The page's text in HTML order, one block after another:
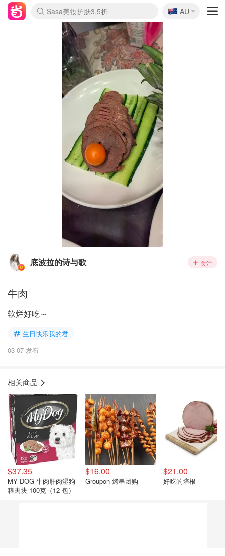
lululemon折扣上新
Sasa美妆护肤3.5折
SSENSE年中3折
FreshBeauty好价汇总
Cettire降价+叠9折
Farfetch折上8折
WWS Coles超市实拍
viagogo二手票捡漏
Myer清仓1折起
The Outnet奢牌1折起
David Jones 3折起
Flannels大牌1折
Perfumes Club护肤1折
AMIRO返校季6.2折
Oweek抽奖送Airpods
Amazon折扣汇总
eToro入金$200送$50
Amazon数码好物
ICONIC本周7.5折
ThedoubleF高奢地板价
Moose Knuckles 6折
丝芙兰5折起
EUFY官网3.7折起
Selenichast首饰2折
Trip机票酒店促销
YSL送5件彩妆礼
Amazon家居好物
BIGBANG巡演开票
David Jones时尚3折
Amazon美妆护肤
雅漾大喷$8
过敏原检测盒$33
伊索独家赠50ml沐浴露
科颜氏清仓3折
SEALIFE海洋馆门票6折
丝塔芙大白罐$16
订阅Newsletter送香薰
Cult Beauty 6.8折
Harrods圣诞日历2.3折
LN-CC奢牌私促3折
d'Alba空姐喷雾$16
EVE LOM套装逆天2折
Bernardelli独家4折
Adore Beauty 6折起
CT圣诞日历
Mytheresa奢品2.7折
Luxury Escapes 9折
Currentbody美容仪9折
卡诗9折+赠4件礼
MOON Garden Live
ALLSAINTS美衣3折
Roborock扫地机3.7折
Tingo Life水杯$24
Valentino官网5折
CR洗发护发6.3折
🇦🇺
AU
底波拉的诗与歌 关注
牛肉
软烂好吃～
生日快乐我的君
03-07 发布
相关商品
$37.35
MY DOG 牛肉肝肉湿狗
粮肉块 100克（12 包）
$16.00
Groupon 烤串团购
$21.00
好吃的培根